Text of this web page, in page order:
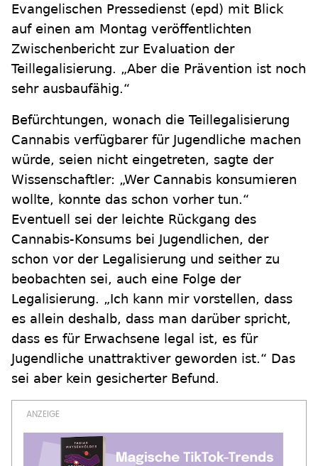
Evangelischen Pressedienst (epd) mit Blick
auf einen am Montag veröffentlichten
Zwischenbericht zur Evaluation der
Teillegalisierung. „Aber die Prävention ist noch
sehr ausbaufähig.“
Befürchtungen, wonach die Teillegalisierung
Cannabis verfügbarer für Jugendliche machen
würde, seien nicht eingetreten, sagte der
Wissenschaftler: „Wer Cannabis konsumieren
wollte, konnte das schon vorher tun.“
Eventuell sei der leichte Rückgang des
Cannabis-Konsums bei Jugendlichen, der
schon vor der Legalisierung und seither zu
beobachten sei, auch eine Folge der
Legalisierung. „Ich kann mir vorstellen, dass
es allein deshalb, dass man darüber spricht,
dass es für Erwachsene legal ist, es für
Jugendliche unattraktiver geworden ist.“ Das
sei aber kein gesicherter Befund.